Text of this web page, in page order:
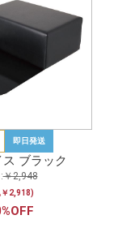
即日発送
ブラック
￥2,948
2,918)